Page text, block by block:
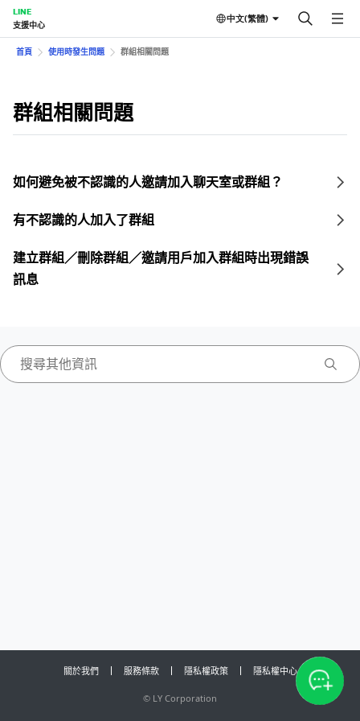
LINE
支援中心
中文(繁體)
首頁 使用時發生問題 群組相關問題
群組相關問題
如何避免被不認識的人邀請加入聊天室或群組？
有不認識的人加入了群組
建立群組／刪除群組／邀請用戶加入群組時出現錯誤
訊息
關於我們 服務條款 隱私權政策 隱私權中心
© LY Corporation